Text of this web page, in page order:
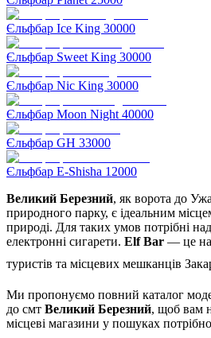
Єльфбар Ice King 30000
Єльфбар Sweet King 30000
Єльфбар Nic King 30000
Єльфбар Moon Night 40000
Єльфбар GH 33000
Єльфбар E-Shisha 12000
Великий Березний, як ворота до
природного парку, є ідеальним
природі. Для таких умов потрібні
електронні сигарети. Elf Bar — це
туристів та місцевих мешканців
Ми пропонуємо повний каталог
до смт Великий Березний, щоб вам
місцеві магазини у пошуках